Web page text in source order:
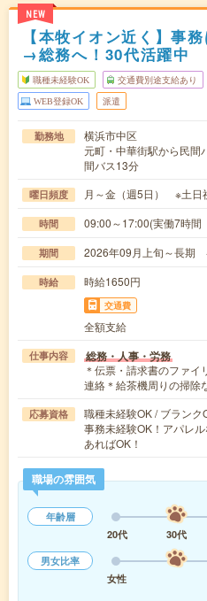
NEW
【本牧イオン近く】事
→総務へ！30代活躍中
職種未経験OK 交通費別途支給あり
WEB登録OK 派遣
勤務地
横浜市中区
元町・中華街駅から民間
間バス13分
曜日頻度 月～金（週5日） ※土日
時間 09:00～17:00(実働7時
期間 2026年09月上旬～長期
時給 時給1650円
交通費
全額支給
仕事内容 総務・人事・労務
＊伝票・請求書のファ
連絡＊給茶機周りの掃
応募資格
職種未経験OK / ブランク
事務未経験OK！アパレ
あればOK！
職場の雰囲気
年齢層
20代
30代
男女比率
女性